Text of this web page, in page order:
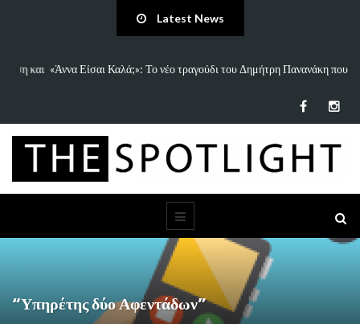
Latest News
«Άννα Είσαι Καλά;»: Το νέο τραγούδι του Δημήτρη Πανανάκη που σπάει
“Υπηρέτης δύο Αφεντάδων”